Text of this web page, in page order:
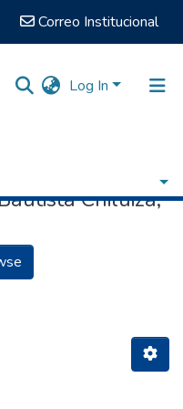
Correo Institucional
Log In
Chiluiza,